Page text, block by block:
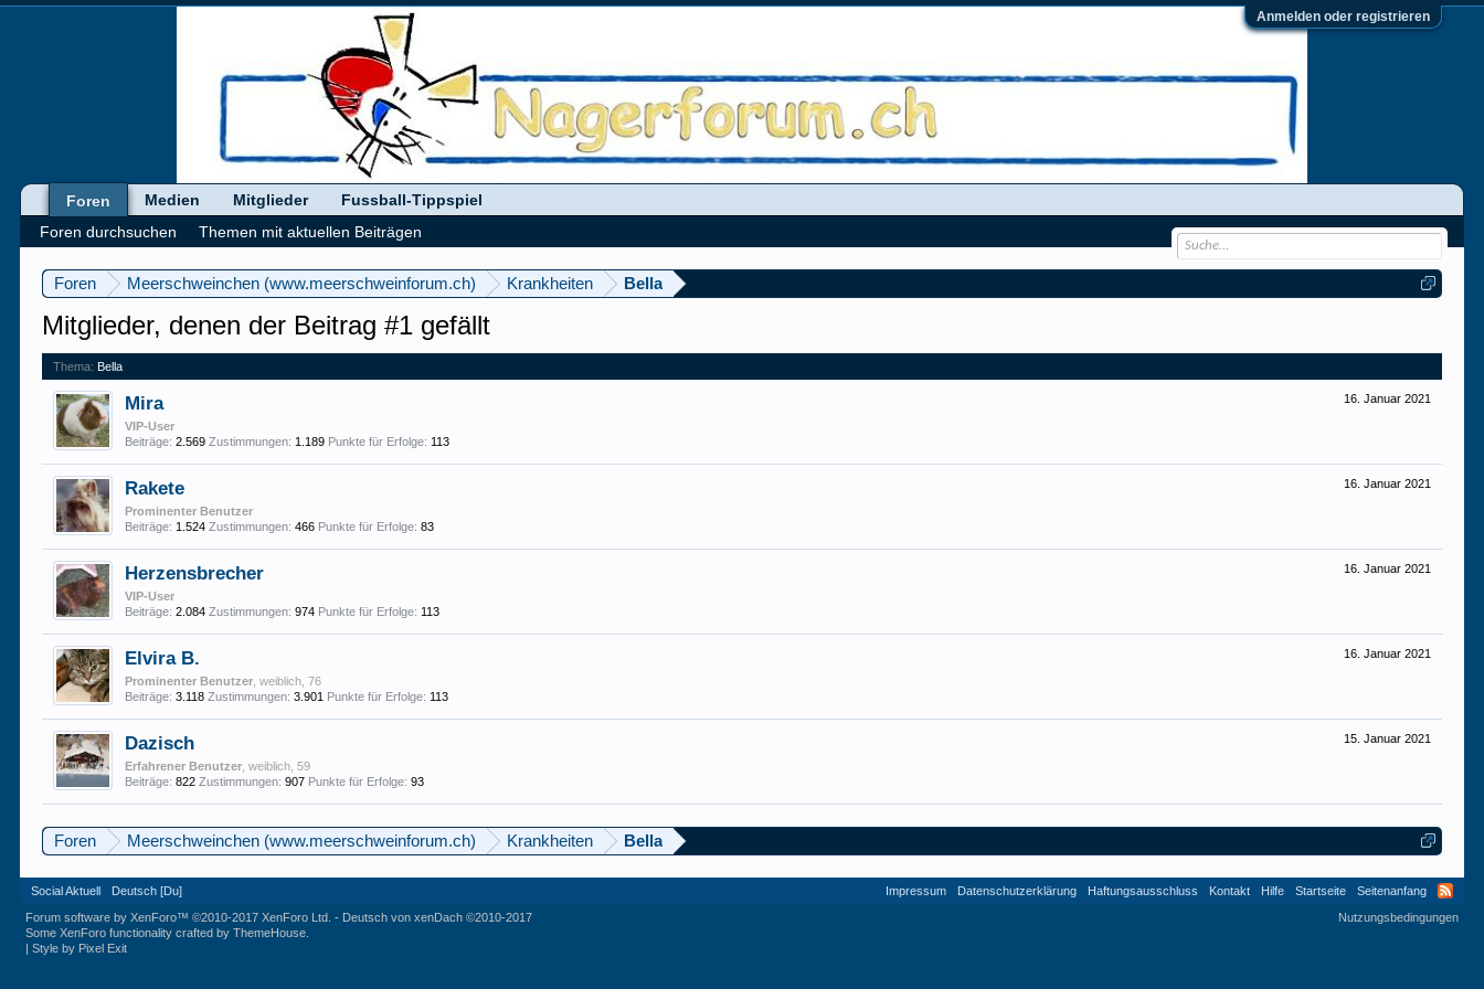
Anmelden oder registrieren
Foren Meerschweinchen (www.meerschweinforum.ch) Krankheiten Bella
Mitglieder, denen der Beitrag #1 gefällt
Thema: Bella
16. Januar 2021
Mira
VIP-User
Beiträge: 2.569 Zustimmungen: 1.189 Punkte für Erfolge: 113
16. Januar 2021
Rakete
Prominenter Benutzer
Beiträge: 1.524 Zustimmungen: 466 Punkte für Erfolge: 83
16. Januar 2021
Herzensbrecher
VIP-User
Beiträge: 2.084 Zustimmungen: 974 Punkte für Erfolge: 113
16. Januar 2021
Elvira B.
Prominenter Benutzer , weiblich, 76
Beiträge: 3.118 Zustimmungen: 3.901 Punkte für Erfolge: 113
15. Januar 2021
Dazisch
Erfahrener Benutzer , weiblich, 59
Beiträge: 822 Zustimmungen: 907 Punkte für Erfolge: 93
Foren Meerschweinchen (www.meerschweinforum.ch) Krankheiten Bella
Foren
Foren durchsuchen
Themen mit aktuellen Beiträgen
Medien Mitglieder Fussball-Tippspiel
Social Aktuell Deutsch [Du] Impressum Datenschutzerklärung Haftungsausschluss Kontakt Hilfe Startseite
Seitenanfang
Nutzungsbedingungen
Forum software by XenForo™©2010-2017 XenForo Ltd. - Deutsch von xenDach©2010-2017
Some XenForo functionality crafted byThemeHouse
|Style by Pixel Exit